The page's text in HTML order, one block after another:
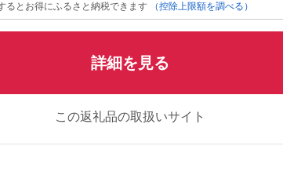
とお得にふるさと納税できます
（控除上限額を調べる）
詳細を見る
この返礼品の取扱いサイト